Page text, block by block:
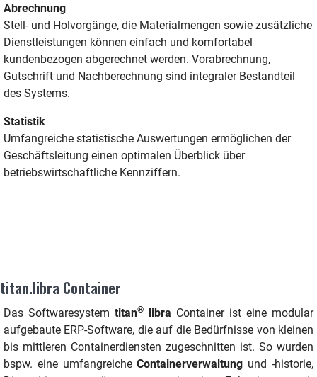
Abrechnung
Stell- und Holvorgänge, die Materialmengen sowie zusätzliche
Dienstleistungen können einfach und komfortabel
kundenbezogen abgerechnet werden. Vorabrechnung,
Gutschrift und Nachberechnung sind integraler Bestandteil
des Systems.
Statistik
Umfangreiche statistische Auswertungen ermöglichen der
Geschäftsleitung einen optimalen Überblick über
betriebswirtschaftliche Kennziffern.
titan.libra Container
Das Softwaresystem titan® libra Container ist eine modular
aufgebaute ERP-Software, die auf die Bedürfnisse von kleinen
bis mittleren Containerdiensten zugeschnitten ist. So wurden
bspw. eine umfangreicheContainerverwaltung und -historie,